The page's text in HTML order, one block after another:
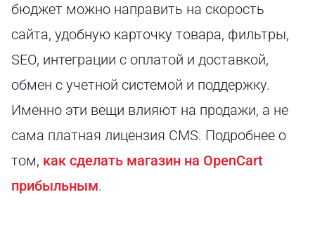
бюджет можно направить на скорость
сайта, удобную карточку товара, фильтры,
SEO, интеграции с оплатой и доставкой,
обмен с учетной системой и поддержку.
Именно эти вещи влияют на продажи, а не
сама платная лицензия CMS. Подробнее о
том, как сделать магазин на OpenCart
прибыльным.